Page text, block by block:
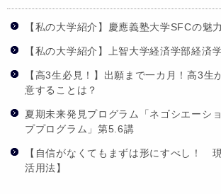
【私の大学紹介】慶應義塾大学SFCの魅
【私の大学紹介】上智大学経済学部経済
【高3生必見！】出願まで一カ月！高3生
意することは？
夏期未来発見プログラム「ネゴシエーシ
ププログラム」第5.6講
【自信がなくてもまずは形にすべし！
活用法】